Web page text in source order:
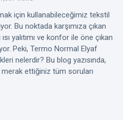
için kullanabileceğimiz tekstil
Bu noktada karşımıza çıkan
yalıtımı ve konfor ile öne çıkan
Peki, Termo Normal Elyaf
nelerdir? Bu blog yazısında,
ettiğiniz tüm soruları